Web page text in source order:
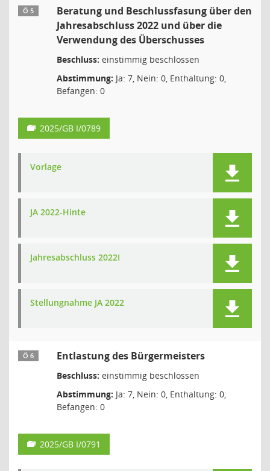
Ö 5
Beratung und Beschlussfasung über den
Jahresabschluss 2022 und über die
Verwendung des Überschusses
Beschluss: einstimmig beschlossen
Abstimmung: Ja: 7, Nein: 0, Enthaltung: 0,
Befangen: 0
2025/GB I/0789
Vorlage
JA 2022-Hinte
Jahresabschluss 2022I
Stellungnahme JA 2022
Ö 6 Entlastung des Bürgermeisters
Beschluss: einstimmig beschlossen
Abstimmung: Ja: 7, Nein: 0, Enthaltung: 0,
Befangen: 0
2025/GB I/0791